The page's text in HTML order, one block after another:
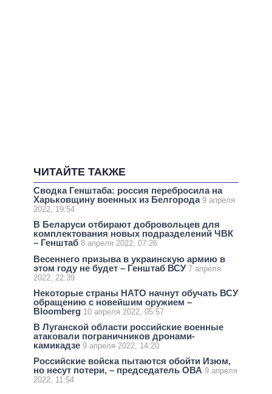
ЧИТАЙТЕ ТАКЖЕ
Сводка Генштаба: россия перебросила на
Харьковщину военных из Белгорода 9 апреля
2022, 19:54
В Беларуси отбирают добровольцев для
комплектования новых подразделений ЧВК
– Генштаб 8 апреля 2022, 07:26
Весеннего призыва в украинскую армию в
этом году не будет – Генштаб ВСУ 7 апреля
2022, 22:39
Некоторые страны НАТО начнут обучать ВСУ
обращению с новейшим оружием –
Bloomberg 10 апреля 2022, 05:57
В Луганской области российские военные
атаковали пограничников дронами-
камикадзе 9 апреля 2022, 14:20
Российские войска пытаются обойти Изюм,
но несут потери, – председатель ОВА 9 апреля
2022, 11:54